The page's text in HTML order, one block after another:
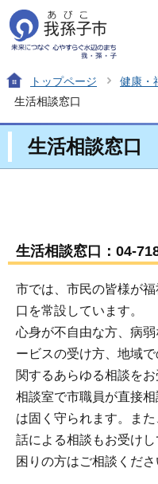
トップページ 健康・
生活相談窓口
生活相談窓口
生活相談窓口：04-
市では、市民の皆様が
口を常設しています。
心身が不自由な方、病
ービスの受け方、地域
関するあらゆる相談をお
相談室で市職員が直接
は固く守られます。ま
話による相談もお受け
困りの方はご相談くださ